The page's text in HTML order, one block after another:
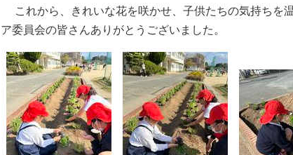
これから、きれいな花を咲かせ、子供たちの気持ちを
ア委員会の皆さんありがとうございました。